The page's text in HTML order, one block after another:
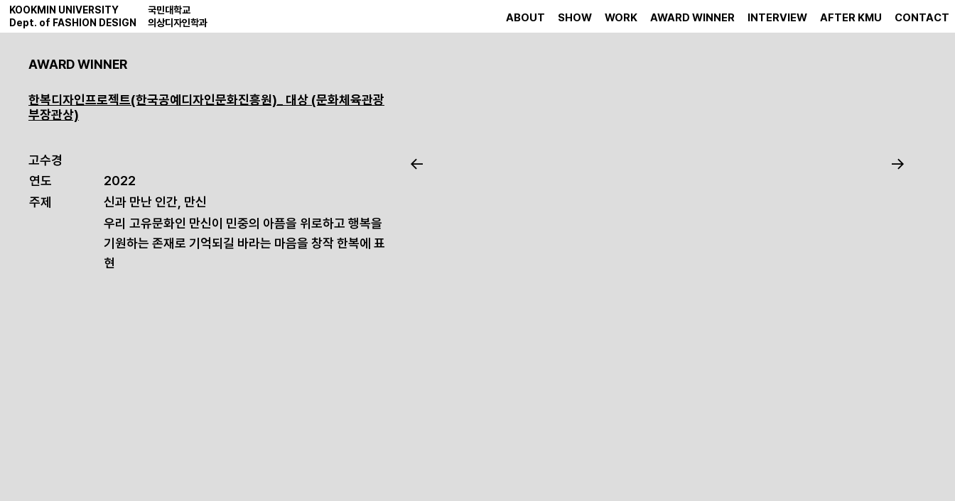
KOOKMIN UNIVERSITY
Dept. of FASHION DESIGN
국민대학교
의상디자인학과
ABOUT SHOW WORK AWARD WINNER INTERVIEW AFTER KMU CONTACT
AWARD WINNER
한복디자인프로젝트(한국공예디자인문화진흥원)_ 대상 (문화체육관광
부장관상)
고수경
연도
2022
주제
신과 만난 인간, 만신
우리 고유문화인 만신이 민중의 아픔을 위로하고 행복을
기원하는 존재로 기억되길 바라는 마음을 창작 한복에 표
현
← →